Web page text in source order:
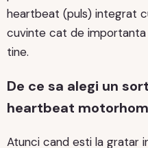
heartbeat (puls) integrat
cuvinte cat de
tine.
De ce sa alegi un
heartbeat
Atunci cand esti la gratar